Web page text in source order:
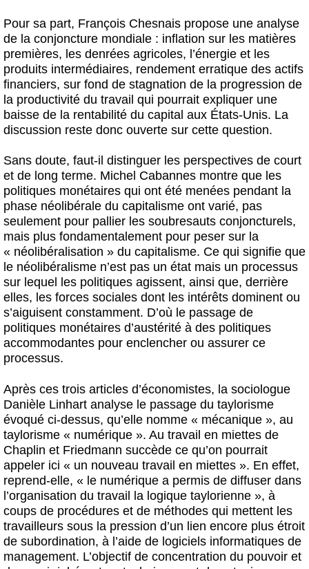
Pour sa part, François Chesnais propose une analyse
de la conjoncture mondiale : inflation sur les matières
premières, les denrées agricoles, l’énergie et les
produits intermédiaires, rendement erratique des actifs
financiers, sur fond de stagnation de la progression de
la productivité du travail qui pourrait expliquer une
baisse de la rentabilité du capital aux États-Unis. La
discussion reste donc ouverte sur cette question.
Sans doute, faut-il distinguer les perspectives de court
et de long terme. Michel Cabannes montre que les
politiques monétaires qui ont été menées pendant la
phase néolibérale du capitalisme ont varié, pas
seulement pour pallier les soubresauts conjoncturels,
mais plus fondamentalement pour peser sur la
« néolibéralisation » du capitalisme. Ce qui signifie que
le néolibéralisme n’est pas un état mais un processus
sur lequel les politiques agissent, ainsi que, derrière
elles, les forces sociales dont les intérêts dominent ou
s’aiguisent constamment. D’où le passage de
politiques monétaires d’austérité à des politiques
accommodantes pour enclencher ou assurer ce
processus.
Après ces trois articles d’économistes, la sociologue
Danièle Linhart analyse le passage du taylorisme
évoqué ci-dessus, qu’elle nomme « mécanique », au
taylorisme « numérique ». Au travail en miettes de
Chaplin et Friedmann succède ce qu’on pourrait
appeler ici « un nouveau travail en miettes ». En effet,
reprend-elle, « le numérique a permis de diffuser dans
l’organisation du travail la logique taylorienne », à
coups de procédures et de méthodes qui mettent les
travailleurs sous la pression d’un lien encore plus étroit
de subordination, à l’aide de logiciels informatiques de
management. L’objectif de concentration du pouvoir et